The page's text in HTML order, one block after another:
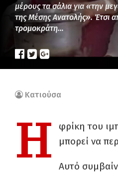
μέρους τα σάλια για «την
της Μέσης Ανατολής». Έτσι
τρομοκράτη…
Κατιούσα
Η
φρίκη του
μπορεί να
Αυτό